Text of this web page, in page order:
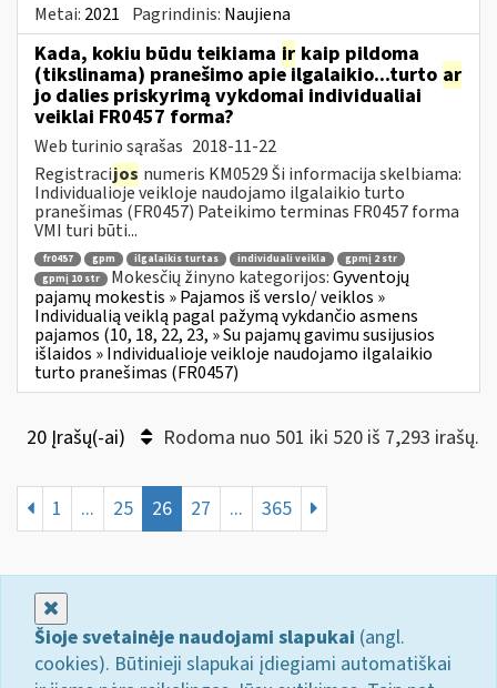
Metai: 2021 Pagrindinis: Naujiena
Kada, kokiu būdu teikiama ir kaip pildoma
(tikslinama) pranešimo apie ilgalaikio...turto ar
jo dalies priskyrimą vykdomai individualiai
veiklai FR0457 forma?
Web turinio sąrašas 2018-11-22
Registracijos numeris KM0529 Ši informacija skelbiama:
Individualioje veikloje naudojamo ilgalaikio turto
pranešimas (FR0457) Pateikimo terminas FR0457 forma
VMI turi būti...
fr0457 gpm ilgalaikis turtas individuali veikla
gpmį 2 str
gpmį 10 str
Mokesčių žinyno kategorijos:Gyventojų
pajamų mokestis » Pajamos iš verslo/ veiklos »
Individualią veiklą pagal pažymą vykdančio asmens
pajamos (10, 18, 22, 23, » Su pajamų gavimu susijusios
išlaidos » Individualioje veikloje naudojamo ilgalaikio
turto pranešimas (FR0457)
20 Įrašų(-ai) Rodoma nuo 501 iki 520 iš 7,293 irašų.
1 ... 25 26 27 ... 365
Šioje svetainėje naudojami slapukai (angl.
cookies). Būtinieji slapukai įdiegiami automatiškai